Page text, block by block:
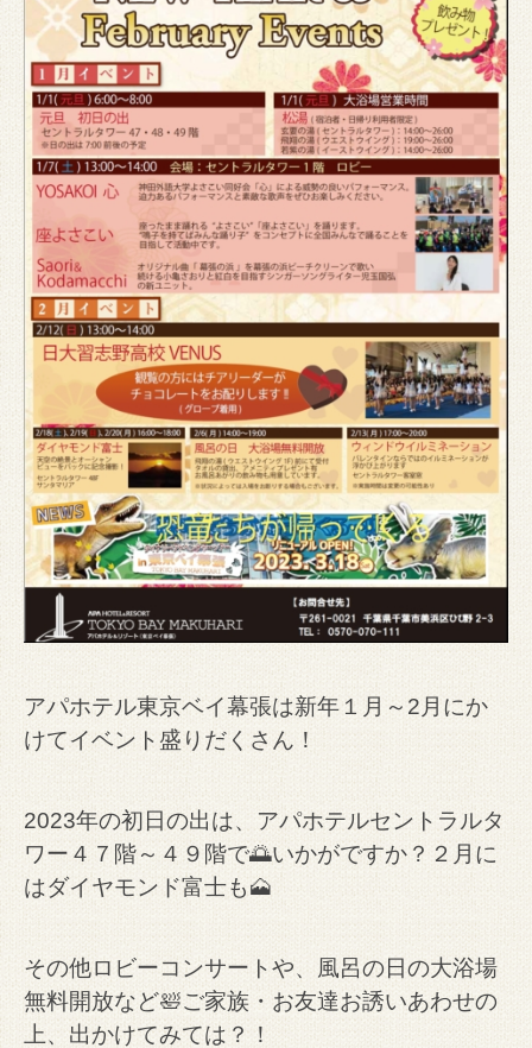
アパホテル東京ベイ幕張は新年１月～2月にか
けてイベント盛りだくさん！
2023年の初日の出は、アパホテルセントラルタ
ワー４７階～４９階で🌅いかがですか？２月に
はダイヤモンド富士も🗻
その他ロビーコンサートや、風呂の日の大浴場
無料開放など🛀ご家族・お友達お誘いあわせの
上、出かけてみては？！